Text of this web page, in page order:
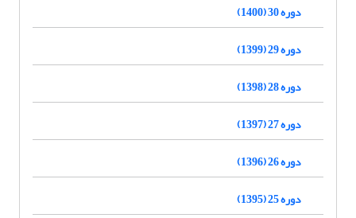
دوره 30 (1400)
دوره 29 (1399)
دوره 28 (1398)
دوره 27 (1397)
دوره 26 (1396)
دوره 25 (1395)